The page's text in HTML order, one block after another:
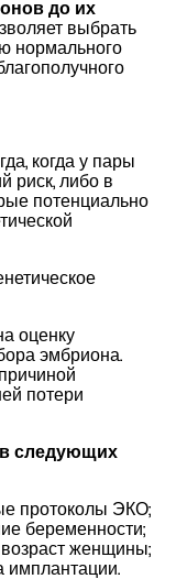
до их
выбрать
нормального
когда у пары
риск, либо в
потенциально
оценку
эмбриона.
потери
в следующих
протоколы ЭКО;
беременности;
женщины;
имплантации.